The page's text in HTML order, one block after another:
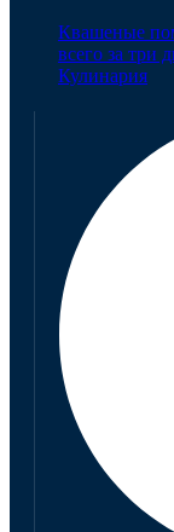
Квашеные
всего за три
Кулинария